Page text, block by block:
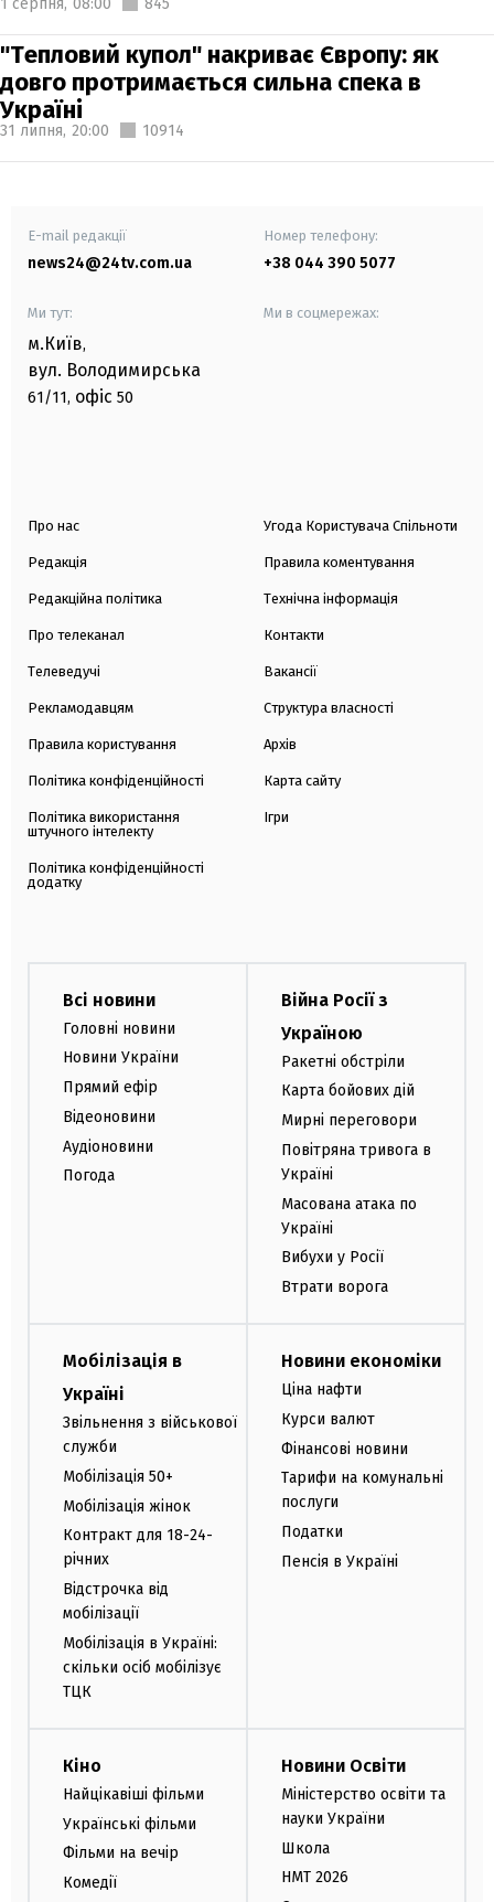
"Тепловий купол" накриває Європу: як
довго протримається сильна спека в
Україні
31 липня, 20:00 10914
E-mail редакції
news24@24tv.com.ua
Номер телефону:
+38 044 390 5077
Ми тут:
м.Київ,
вул. Володимирська
61/11, офіс 50
Ми в соцмережах:
Про нас
Редакція
Редакційна політика
Про телеканал
Телеведучі
Рекламодавцям
Правила користування
Політика конфіденційності
Політика використання
штучного інтелекту
Політика конфіденційності
додатку
Угода Користувача Спільноти
Правила коментування
Технічна інформація
Контакти
Вакансії
Структура власності
Архів
Карта сайту
Ігри
Всі новини
Головні новини
Новини України
Прямий ефір
Відеоновини
Аудіоновини
Погода
Війна Росії з
Україною
Ракетні обстріли
Карта бойових дій
Мирні переговори
Повітряна тривога в
Україні
Масована атака по
Україні
Вибухи у Росії
Втрати ворога
Мобілізація в
Україні
Звільнення з військової
служби
Мобілізація 50+
Мобілізація жінок
Контракт для 18-24-
річних
Відстрочка від
мобілізації
Мобілізація в Україні:
скільки осіб мобілізує
ТЦК
Новини економіки
Ціна нафти
Курси валют
Фінансові новини
Тарифи на комунальні
послуги
Податки
Пенсія в Україні
Кіно
Найцікавіші фільми
Українські фільми
Фільми на вечір
Комедії
Новини Освіти
Міністерство освіти та
науки України
Школа
НМТ 2026